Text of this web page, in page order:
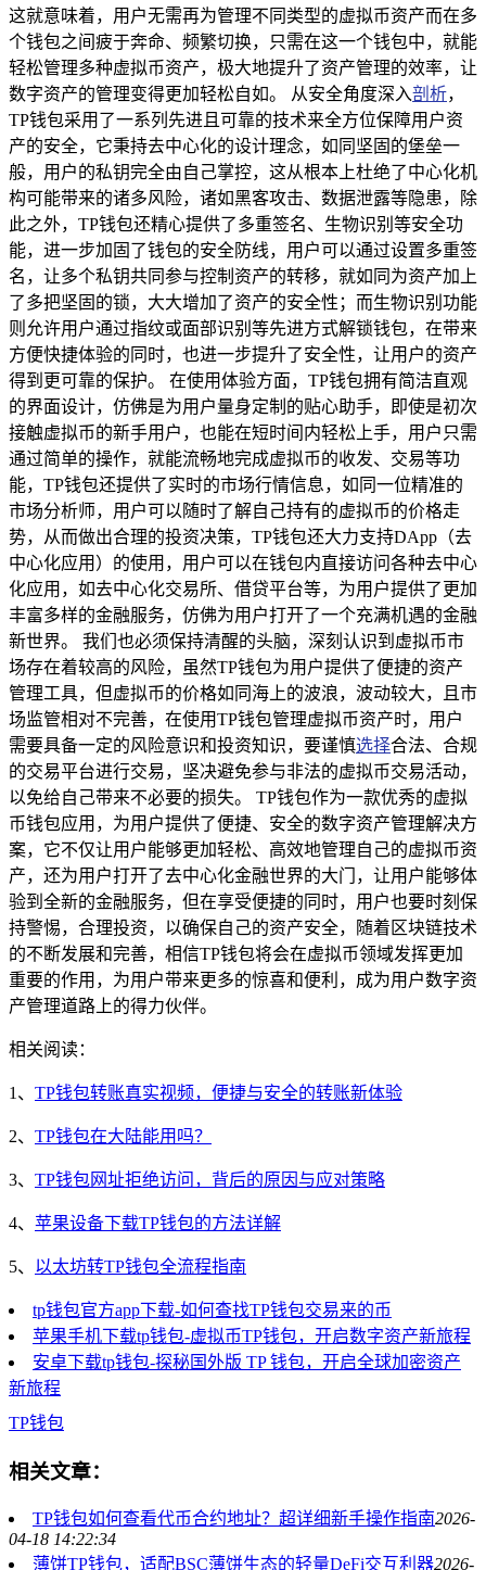
这就意味着，用户无需再为管理不同类型的虚拟币资产而在多
个钱包之间疲于奔命、频繁切换，只需在这一个钱包中，就能
轻松管理多种虚拟币资产，极大地提升了资产管理的效率，让
数字资产的管理变得更加轻松自如。 从安全角度深入剖析，
TP钱包采用了一系列先进且可靠的技术来全方位保障用户资
产的安全，它秉持去中心化的设计理念，如同坚固的堡垒一
般，用户的私钥完全由自己掌控，这从根本上杜绝了中心化机
构可能带来的诸多风险，诸如黑客攻击、数据泄露等隐患，除
此之外，TP钱包还精心提供了多重签名、生物识别等安全功
能，进一步加固了钱包的安全防线，用户可以通过设置多重签
名，让多个私钥共同参与控制资产的转移，就如同为资产加上
了多把坚固的锁，大大增加了资产的安全性；而生物识别功能
则允许用户通过指纹或面部识别等先进方式解锁钱包，在带来
方便快捷体验的同时，也进一步提升了安全性，让用户的资产
得到更可靠的保护。 在使用体验方面，TP钱包拥有简洁直观
的界面设计，仿佛是为用户量身定制的贴心助手，即使是初次
接触虚拟币的新手用户，也能在短时间内轻松上手，用户只需
通过简单的操作，就能流畅地完成虚拟币的收发、交易等功
能，TP钱包还提供了实时的市场行情信息，如同一位精准的
市场分析师，用户可以随时了解自己持有的虚拟币的价格走
势，从而做出合理的投资决策，TP钱包还大力支持DApp（去
中心化应用）的使用，用户可以在钱包内直接访问各种去中心
化应用，如去中心化交易所、借贷平台等，为用户提供了更加
丰富多样的金融服务，仿佛为用户打开了一个充满机遇的金融
新世界。 我们也必须保持清醒的头脑，深刻认识到虚拟币市
场存在着较高的风险，虽然TP钱包为用户提供了便捷的资产
管理工具，但虚拟币的价格如同海上的波浪，波动较大，且市
场监管相对不完善，在使用TP钱包管理虚拟币资产时，用户
需要具备一定的风险意识和投资知识，要谨慎选择合法、合规
的交易平台进行交易，坚决避免参与非法的虚拟币交易活动，
以免给自己带来不必要的损失。 TP钱包作为一款优秀的虚拟
币钱包应用，为用户提供了便捷、安全的数字资产管理解决方
案，它不仅让用户能够更加轻松、高效地管理自己的虚拟币资
产，还为用户打开了去中心化金融世界的大门，让用户能够体
验到全新的金融服务，但在享受便捷的同时，用户也要时刻保
持警惕，合理投资，以确保自己的资产安全，随着区块链技术
的不断发展和完善，相信TP钱包将会在虚拟币领域发挥更加
重要的作用，为用户带来更多的惊喜和便利，成为用户数字资
产管理道路上的得力伙伴。
相关阅读：
1、 TP钱包转账真实视频，便捷与安全的转账新体验
2、 TP钱包在大陆能用吗？
3、 TP钱包网址拒绝访问，背后的原因与应对策略
4、 苹果设备下载TP钱包的方法详解
5、 以太坊转TP钱包全流程指南
tp钱包官方app下载-如何查找TP钱包交易来的币
苹果手机下载tp钱包-虚拟币TP钱包，开启数字资产新旅程
安卓下载tp钱包-探秘国外版 TP 钱包，开启全球加密资产
新旅程
TP钱包
相关文章：
TP钱包如何查看代币合约地址？超详细新手操作指南2026-
04-18 14:22:34
薄饼TP钱包，适配BSC薄饼生态的轻量DeFi交互利器2026-